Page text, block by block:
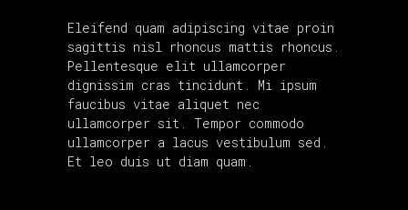
Eleifend quam adipiscing vitae proin
sagittis nisl rhoncus mattis rhoncus.
Pellentesque elit ullamcorper
dignissim cras tincidunt. Mi ipsum
faucibus vitae aliquet nec
ullamcorper sit. Tempor commodo
ullamcorper a lacus vestibulum sed.
Et leo duis ut diam quam.